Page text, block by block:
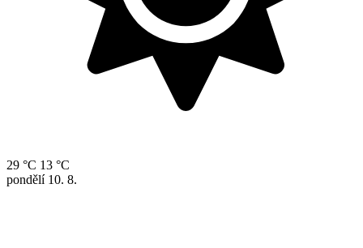
29 °C 13 °C
pondělí 10. 8.